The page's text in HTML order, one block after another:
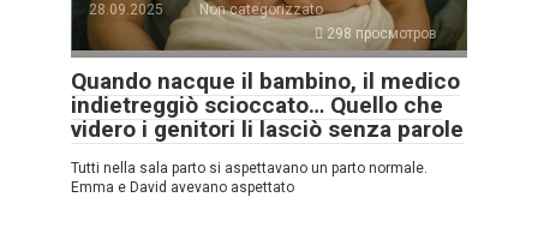
28.09.2025
Non categorizzato
298 просмотров
Quando nacque il bambino, il medico
indietreggiò scioccato… Quello che
videro i genitori li lasciò senza parole
Tutti nella sala parto si aspettavano un parto normale.
Emma e David avevano aspettato